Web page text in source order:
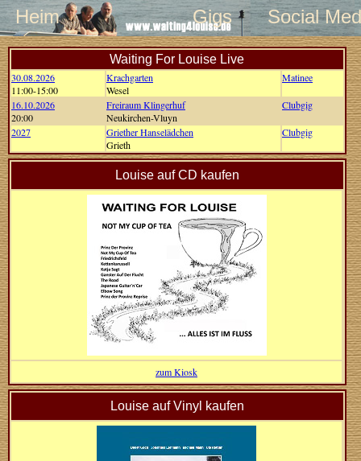
Heim Gigs Social
Waiting For Louise Live
30.08.2026
11:00-15:00
Krachgarten
Wesel
Matinee
16.10.2026
20:00
Freiraum Klingerhuf
Neukirchen-Vluyn
Clubgig
2027
Griether Hanselädchen
Grieth
Clubgig
Louise auf CD kaufen
zum Kiosk
Louise auf Vinyl kaufen